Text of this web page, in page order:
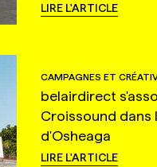
LIRE L'ARTICLE
CAMPAGNES ET
belairdirect
Croissound dans
d'Osheaga
LIRE L'ARTICLE